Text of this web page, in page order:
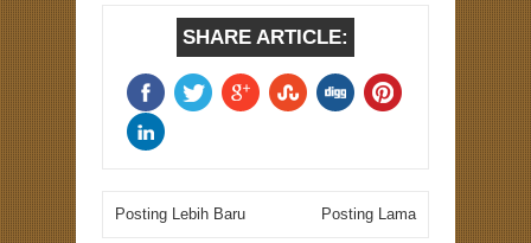
SHARE ARTICLE:
Posting Lebih Baru Posting Lama